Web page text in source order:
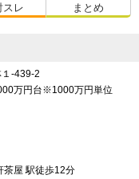
スレ まとめ
-439-2
万円台※1000万円単位
茶屋 駅徒歩12分